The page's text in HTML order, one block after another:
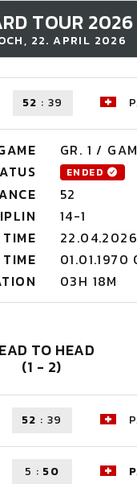
TOUR 2026
22. APRIL 2026
52 : 39
GR. 1 /
ENDED
52
14-1
01.01.1970
03H 18M
TO HEAD
(1 - 2)
52 :39
5 : 50